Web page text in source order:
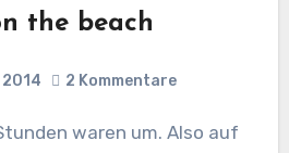
the beach
2 Kommentare